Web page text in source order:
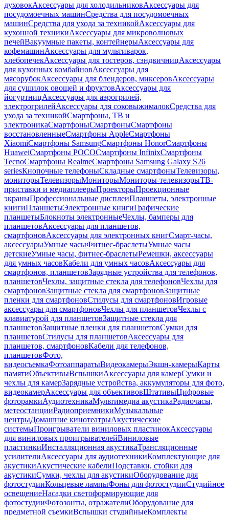
духовокАксессуары для холодильниковАксессуары для
посудомоечных машинСредства для посудомоечных
машинСредства для ухода за техникойАксессуары для
кухонной техникиАксессуары для микроволновых
печейВакуумные пакеты, контейнерыАксессуары для
кофемашинАксессуары для мультиварок,
хлебопечекАксессуары для тостеров, сэндвичницАксессуары
для кухонных комбайновАксессуары для
мясорубокАксессуары для блендеров, миксеровАксессуары
для сушилок овощей и фруктовАксессуары для
йогуртницАксессуары для аэрогрилей,
электрогрилейАксессуары для соковыжималокСредства для
ухода за техникойСмартфоны, ТВ и
электроникаСмартфоныСмартфоныСмартфоны
восстановленныеСмартфоны AppleСмартфоны
XiaomiСмартфоны SamsungСмартфоны HonorСмартфоны
HuaweiСмартфоны POCOСмартфоны InfinixСмартфоны
TecnoСмартфоны RealmeСмартфоны Samsung Galaxy S26
seriesКнопочные телефоныСкладные смартфоныТелевизоры,
мониторыТелевизорыМониторыМониторы-телевизорыТВ-
приставки и медиаплеерыПроекторыПроекционные
экраныПрофессиональные дисплеиПланшеты, электронные
книгиПланшетыЭлектронные книгиГрафические
планшетыБлокноты электронныеЧехлы, бамперы для
планшетовАксессуары для планшетов,
смартфоновАксессуары для электронных книгСмарт-часы,
аксессуарыУмные часыФитнес-браслетыУмные часы
детскиеУмные часы, фитнес-браслетыРемешки, аксессуары
для умных часовКабели для умных часовАксессуары для
смартфонов, планшетовЗарядные устройства для телефонов,
планшетовЧехлы, защитные стекла для телефоновЧехлы для
смартфоновЗащитные стекла для смартфоновЗащитные
пленки для смартфоновСтилусы для смартфоновИгровые
аксессуары для смартфоновЧехлы для планшетовЧехлы с
клавиатурой для планшетовЗащитные стекла для
планшетовЗащитные пленки для планшетовСумки для
планшетовСтилусы для планшетовАксессуары для
планшетов, смартфоновКабели для телефонов,
планшетовФото,
видеосъемкаФотоаппаратыВидеокамерыЭкшн-камерыКарты
памятиОбъективыВспышкиАксессуары для камерСумки и
чехлы для камерЗарядные устройства, аккумуляторы для фото,
видеокамерАксессуары для объективовШтативыЦифровые
фоторамкиАудиотехникаМультимедиа акустикаРадиочасы,
метеостанцииРадиоприемникиМузыкальные
центрыДомашние кинотеатрыАкустические
системыПроигрыватели виниловых пластинокАксессуары
для виниловых проигрывателейВиниловые
пластинкиИнсталляционная акустикаТрансляционные
усилителиАксессуары для аудиотехникиКомплектующие для
акустикиАкустические кабелиПодставки, стойки для
акустикиСумки, чехлы для акустикиОборудование для
фотостудииКольцевые лампыФоны для фотостудииСтудийное
освещениеНасадки светоформирующие для
фотостудииФотозонты, отражателиОборудование для
предметной съемкиВспышки студийныеКомплекты